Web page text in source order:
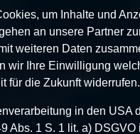
0
5416
ALLGÄU
gGmbH
um Inhalte und
an unsere Partner
weiteren Daten
wir Ihre Einwilligung
für die Zukunft
in den USA
Abs. 1 S. 1 lit. a)